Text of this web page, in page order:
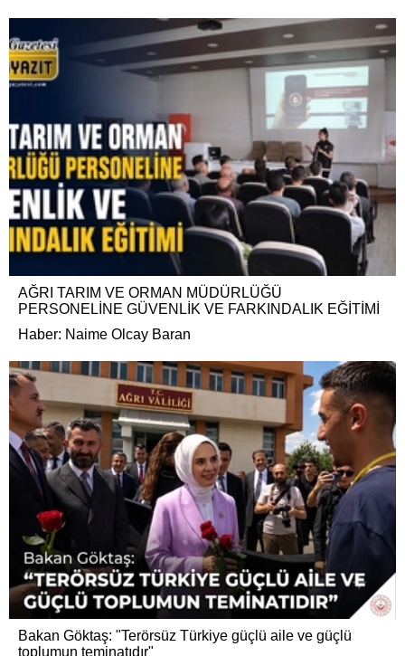
AĞRI TARIM VE ORMAN MÜDÜRLÜĞÜ
PERSONELİNE GÜVENLİK VE FARKINDALIK EĞİTİMİ
Haber: Naime Olcay Baran
Bakan Göktaş: "Terörsüz Türkiye güçlü aile ve güçlü
toplumun teminatıdır"